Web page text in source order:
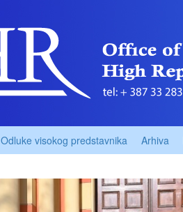
Odluke visokog predstavnika Arhiva